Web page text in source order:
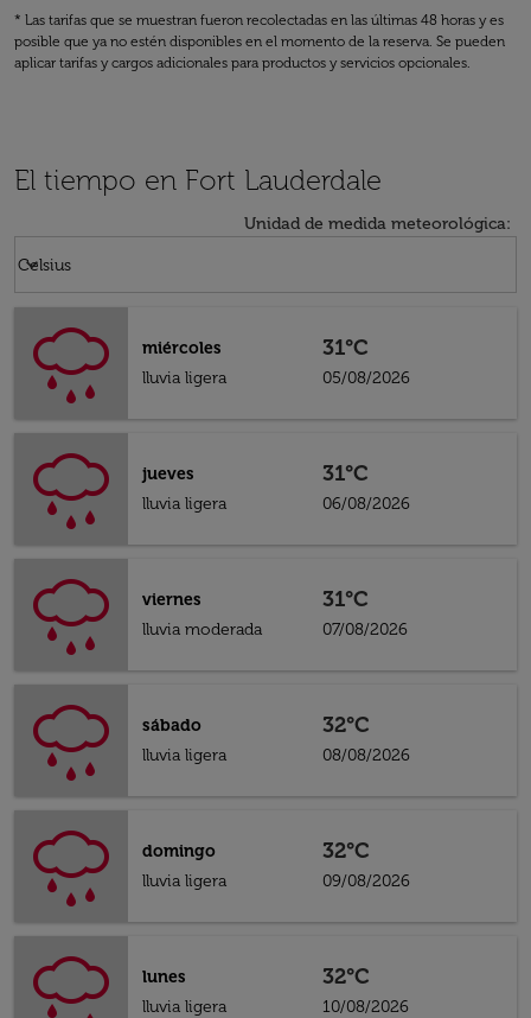
* Las tarifas que se muestran fueron recolectadas en las últimas 48 horas y es
posible que ya no estén disponibles en el momento de la reserva. Se pueden
aplicar tarifas y cargos adicionales para productos y servicios opcionales.
El tiempo en Fort Lauderdale
Unidad de medida meteorológica:
Celsius
keyboard_arrow_down
miércoles
lluvia ligera
31°C
05/08/2026
jueves
lluvia ligera
31°C
06/08/2026
viernes
lluvia moderada
31°C
07/08/2026
sábado
lluvia ligera
32°C
08/08/2026
domingo
lluvia ligera
32°C
09/08/2026
lunes
lluvia ligera
32°C
10/08/2026